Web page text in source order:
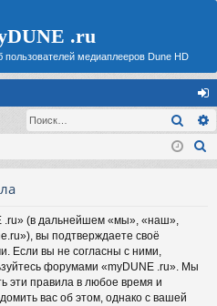
.ru
пользователей медиаплееров Dune HD
хо
д
.ru» (в дальнейшем «мы», «наш»,
вы подтверждаете своё
Если вы не согласны с ними,
форумами «myDUNE .ru». Мы
эти правила в любое время и
вас об этом, однако с вашей